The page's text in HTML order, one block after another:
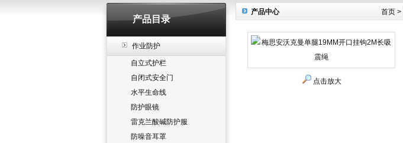
产品目录
作业防护
自立式护栏
自闭式安全门
水平生命线
防护眼镜
雷克兰酸碱防护服
防噪音耳罩
首页 >
产品中心
点击放大